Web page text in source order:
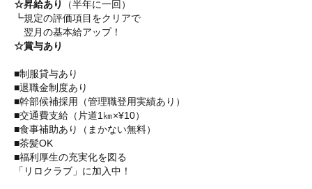
☆昇給あり
（半年に一回）
┗規定の評価項目をクリアで
翌月の基本給アップ！
☆賞与あり
■制服貸与あり
■退職金制度あり
■幹部候補採用（管理職登用実績あり）
■交通費支給（片道1㎞×¥10）
■食事補助あり（まかない無料）
■茶髪OK
■福利厚生の充実化を図る
「リロクラブ」に加入中！